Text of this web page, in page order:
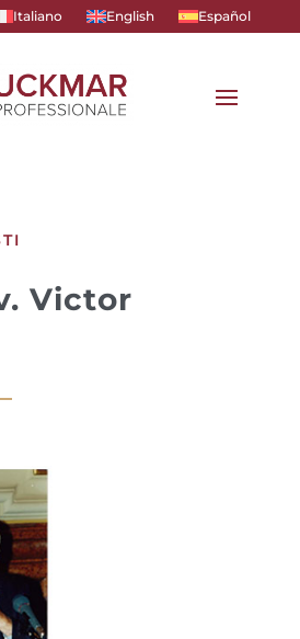
Italiano English Español
Victor